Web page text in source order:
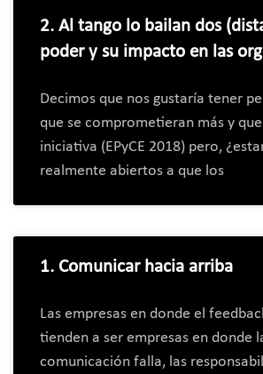
2. Al tango lo bailan dos
poder y su impacto en las
Decimos que nos gustaría tener
que se comprometieran más y
iniciativa (EPyCE 2018) pero,
realmente abiertos a que los
1. Comunicar hacia arriba
Las empresas en donde el
tienden a ser empresas en donde
comunicación falla, las